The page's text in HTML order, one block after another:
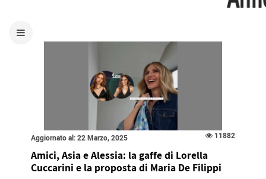
Aggiornato al: 22 Marzo, 2025 11882
Amici, Asia e Alessia: la gaffe di Lorella
Cuccarini e la proposta di Maria De Filippi